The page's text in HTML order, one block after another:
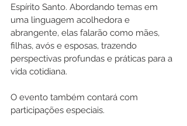
Espírito Santo. Abordando temas em
uma linguagem acolhedora e
abrangente, elas falarão como mães,
filhas, avós e esposas, trazendo
perspectivas profundas e práticas para a
vida cotidiana.
O evento também contará com
participações especiais.